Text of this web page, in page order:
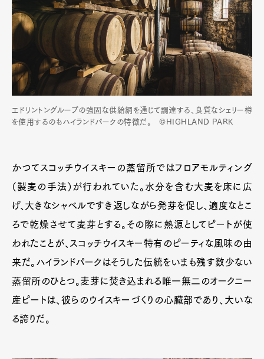
エドリントングループの強固な供給網を通じて調達する、良質なシェリー樽
を使用するのもハイランドパークの特徴だ。 ©HIGHLAND PARK
かつてスコッチウイスキーの蒸留所ではフロアモルティング
（製麦の手法）が行われていた。水分を含む大麦を床に広
げ、大きなシャベルですき返しながら発芽を促し、適度なとこ
ろで乾燥させて麦芽とする。その際に熱源としてピートが使
われたことが、スコッチウイスキー特有のピーティな風味の由
来だ。ハイランドパークはそうした伝統をいまも残す数少ない
蒸留所のひとつ。麦芽に焚き込まれる唯一無二のオークニー
産ピートは、彼らのウイスキーづくりの心臓部であり、大いな
る誇りだ。